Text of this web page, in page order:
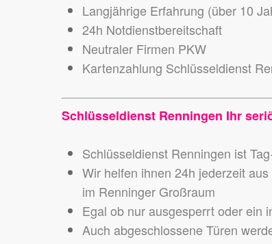
Langjährige Erfahrung (über 10
24h Notdienstbereitschaft
Neutraler Firmen PKW
Kartenzahlung Schlüsseldienst
Schlüsseldienst Renningen Ihr
Schlüsseldienst Renningen ist
Wir helfen ihnen 24h jederzeit
im Renninger Großraum
Egal ob nur ausgesperrt oder ein
Auch abgeschlossene Türen